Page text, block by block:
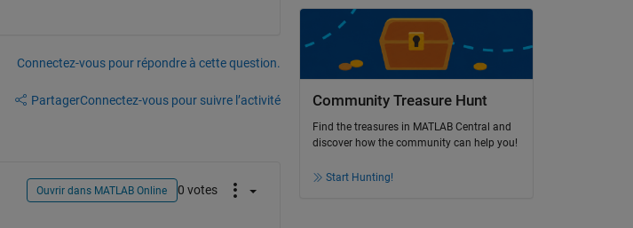
Connectez-vous pour répondre à cette question.
PartagerConnectez-vous pour suivre l’activité
Ouvrir dans MATLAB Online 0 votes
Community Treasure Hunt
Find the treasures in MATLAB Central and
discover how the community can help you!
Start Hunting!